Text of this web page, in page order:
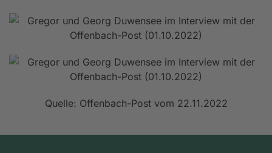
Quelle: Offenbach-Post vom 22.11.2022